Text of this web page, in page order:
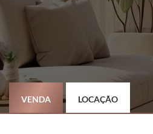
VENDA LOCAÇÃO